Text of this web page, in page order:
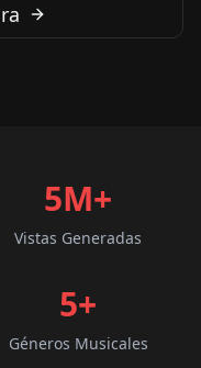
5M+
Vistas Generadas
5+
Géneros Musicales